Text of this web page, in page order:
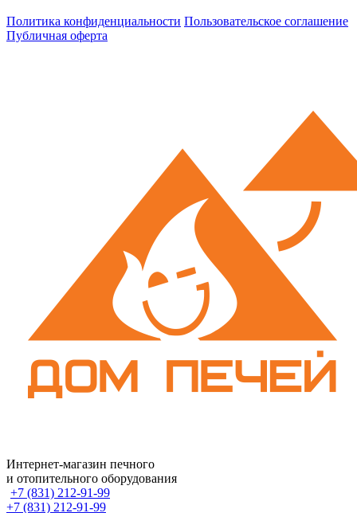
Политика конфиденциальности Пользовательское соглашение
Публичная оферта
Интернет-магазин печного
и отопительного оборудования
+7 (831) 212-91-99
+7 (831) 212-91-99